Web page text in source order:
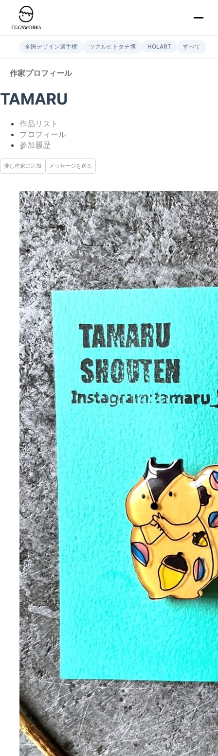
全国デザイン選手権 ツクルヒトタチ博 HOLART すべて
作家プロフィール
TAMARU
作品リスト
プロフィール
参加履歴
推し作家に追加 メッセージを送る